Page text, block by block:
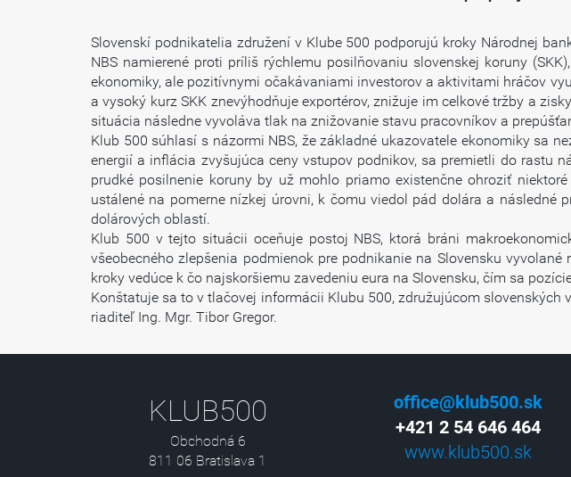
Slovenskí podnikatelia združení v Klube 500 podporujú kroky Národnej
NBS namierené proti príliš rýchlemu posilňovaniu slovenskej koruny
ekonomiky, ale pozitívnymi očakávaniami investorov a aktivitami hráčov
a vysoký kurz SKK znevýhodňuje exportérov, znižuje im celkové tržby a
situácia následne vyvoláva tlak na znižovanie stavu pracovníkov a
Klub 500 súhlasí s názormi NBS, že základné ukazovatele ekonomiky sa
energií a inflácia zvyšujúca ceny vstupov podnikov, sa premietli do rastu
prudké posilnenie koruny by už mohlo priamo existenčne ohroziť
ustálené na pomerne nízkej úrovni, k čomu viedol pád dolára a následné
dolárových oblastí.
Klub 500 v tejto situácii oceňuje postoj NBS, ktorá bráni
všeobecného zlepšenia podmienok pre podnikanie na Slovensku
kroky vedúce k čo najskoršiemu zavedeniu eura na Slovensku, čím sa
Konštatuje sa to v tlačovej informácii Klubu 500, združujúcom
riaditeľ Ing. Mgr. Tibor Gregor.
KLUB500
Obchodná 6
811 06 Bratislava 1
office@klub500.sk
+421 2 54 646 464
www.klub500.sk